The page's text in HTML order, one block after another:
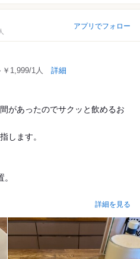
アプリでフォロー
￥1,999/1人 詳細
があったのでサクッと飲めるお
します。
詳細を見る